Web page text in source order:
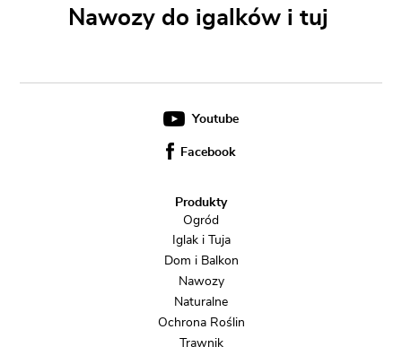
Nawozy do igalków i tuj
Youtube
Facebook
Produkty
Ogród
Iglak i Tuja
Dom i Balkon
Nawozy
Naturalne
Ochrona Roślin
Trawnik